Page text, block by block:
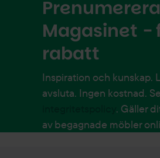
Magasinet -
rabatt
Inspiration och kunskap.
avsluta. Ingen kostnad.
. Gäller
av begagnade möbler